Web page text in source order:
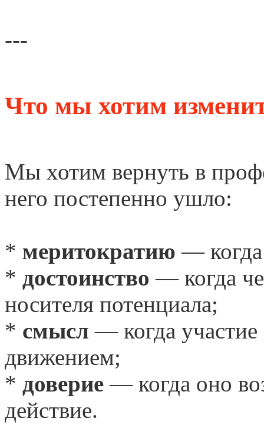
---
Что мы хотим
Мы хотим вернуть в
него постепенно ушло:
* меритократию — когда
* достоинство — когда
носителя потенциала;
* смысл — когда участие
движением;
* доверие — когда оно
действие.